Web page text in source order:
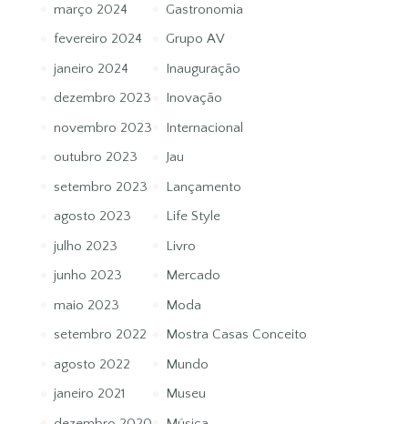
março 2024
fevereiro 2024
janeiro 2024
dezembro 2023
novembro 2023
outubro 2023
setembro 2023
agosto 2023
julho 2023
junho 2023
maio 2023
setembro 2022
agosto 2022
janeiro 2021
Gastronomia
Grupo AV
Inauguração
Inovação
Internacional
Jau
Lançamento
Life Style
Livro
Mercado
Moda
Mostra Casas Conceito
Mundo
Museu